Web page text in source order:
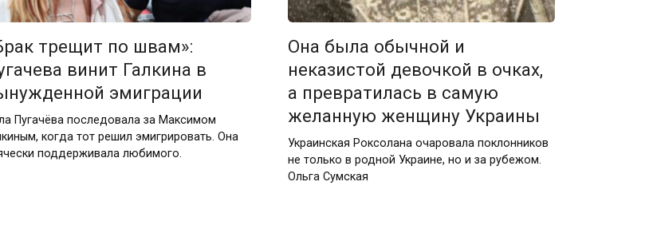
трещит по швам»:
винит Галкина в
эмиграции
Пугачёва последовала за Максимом
когда тот решил эмигрировать. Она
поддерживала любимого.
Она была обычной и
неказистой девочкой в очках,
а превратилась в самую
желанную женщину Украины
Украинская Роксолана очаровала поклонников
не только в родной Украине, но и за рубежом.
Ольга Сумская